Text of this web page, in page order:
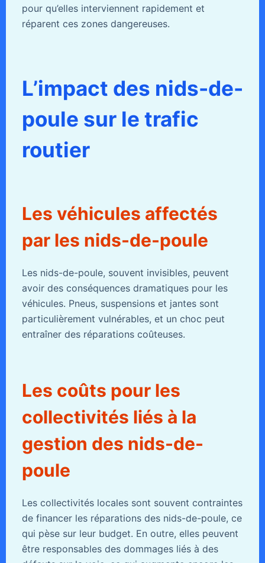
pour qu’elles interviennent rapidement et
réparent ces zones dangereuses.
L’impact des nids-de-
poule sur le trafic
routier
Les véhicules affectés
par les nids-de-poule
Les nids-de-poule, souvent invisibles, peuvent
avoir des conséquences dramatiques pour les
véhicules. Pneus, suspensions et jantes sont
particulièrement vulnérables, et un choc peut
entraîner des réparations coûteuses.
Les coûts pour les
collectivités liés à la
gestion des nids-de-
poule
Les collectivités locales sont souvent contraintes
de financer les réparations des nids-de-poule, ce
qui pèse sur leur budget. En outre, elles peuvent
être responsables des dommages liés à des